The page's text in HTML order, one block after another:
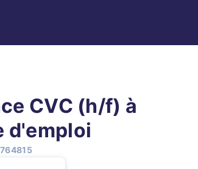
CVC (h/f) à
d'emploi